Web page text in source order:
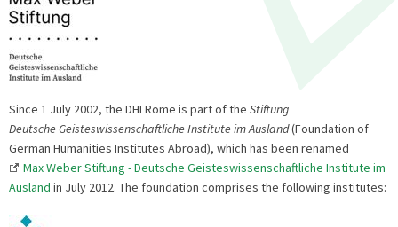
Since 1 July 2002, the DHI Rome is part of the Stiftung
Deutsche Geisteswissenschaftliche Institute im Ausland(Foundation of
German Humanities Institutes Abroad), which has been renamed
Max Weber Stiftung - Deutsche Geisteswissenschaftliche Institute im
Ausland in July 2012. The foundation comprises the following institutes: